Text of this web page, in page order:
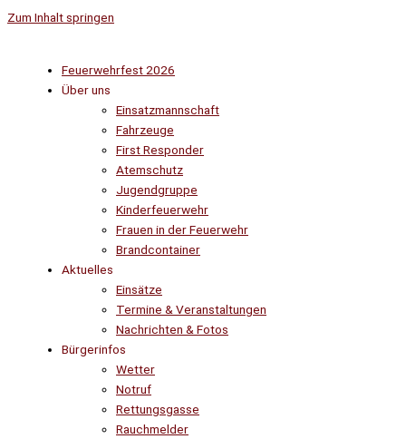
Zum Inhalt springen
Feuerwehrfest 2026
Über uns
Einsatzmannschaft
Fahrzeuge
First Responder
Atemschutz
Jugendgruppe
Kinderfeuerwehr
Frauen in der Feuerwehr
Brandcontainer
Aktuelles
Einsätze
Termine & Veranstaltungen
Nachrichten & Fotos
Bürgerinfos
Wetter
Notruf
Rettungsgasse
Rauchmelder